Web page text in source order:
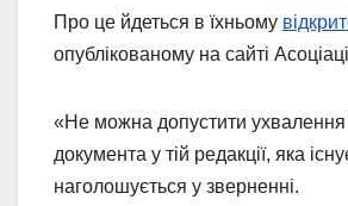
Про це йдеться в їхньому
опублікованому на сайті
«Не можна допустити ухвалення
документа у тій редакції, яка
наголошується у зверненні.